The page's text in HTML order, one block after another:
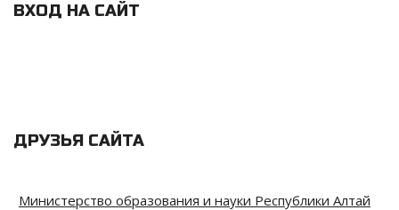
ВХОД НА САЙТ
ДРУЗЬЯ САЙТА
Министерство образования и науки Республики Алтай